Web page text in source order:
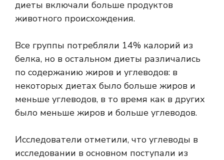
диеты включали больше продуктов
животного происхождения.
Все группы потребляли 14% калорий из
белка, но в остальном диеты различались
по содержанию жиров и углеводов: в
некоторых диетах было больше жиров и
меньше углеводов, в то время как в других
было меньше жиров и больше углеводов.
Исследователи отметили, что углеводы в
исследовании в основном поступали из